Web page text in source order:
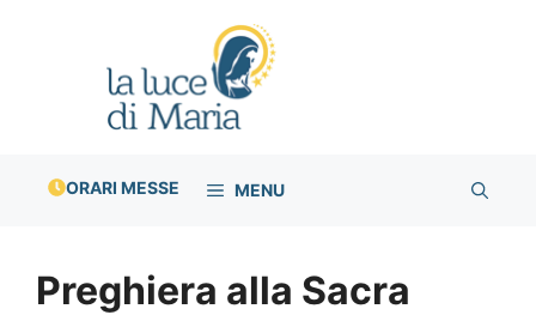
ORARI MESSE MENU
Preghiera alla Sacra